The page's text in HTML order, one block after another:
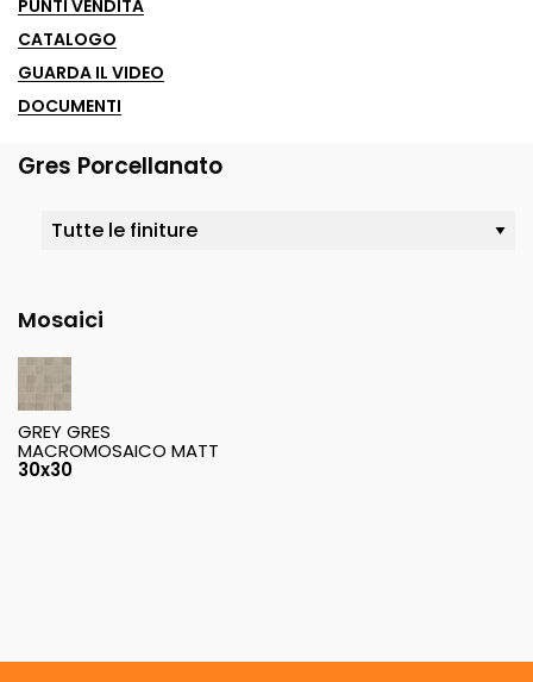
PUNTI VENDITA
CATALOGO
GUARDA IL VIDEO
DOCUMENTI
Gres Porcellanato
Mosaici
GREY GRES
MACROMOSAICO MATT
30x30